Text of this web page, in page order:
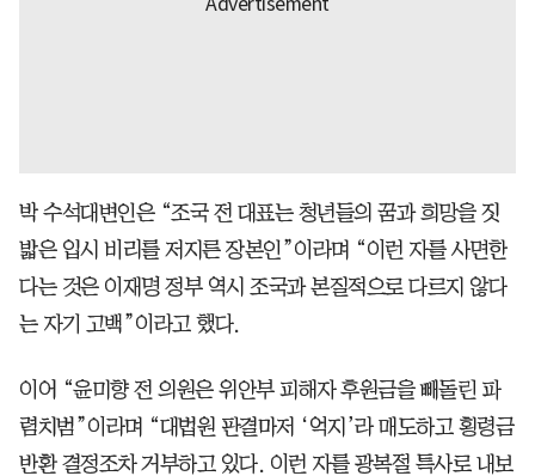
박 수석대변인은 “조국 전 대표는 청년들의 꿈과 희망을 짓
밟은 입시 비리를 저지른 장본인”이라며 “이런 자를 사면한
다는 것은 이재명 정부 역시 조국과 본질적으로 다르지 않다
는 자기 고백”이라고 했다.
이어 “윤미향 전 의원은 위안부 피해자 후원금을 빼돌린 파
렴치범”이라며 “대법원 판결마저 ‘억지’라 매도하고 횡령금
반환 결정조차 거부하고 있다. 이런 자를 광복절 특사로 내보